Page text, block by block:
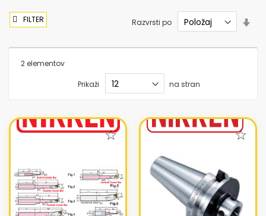
2elementov
Prikaži na stran
Razvrsti po
FILTER